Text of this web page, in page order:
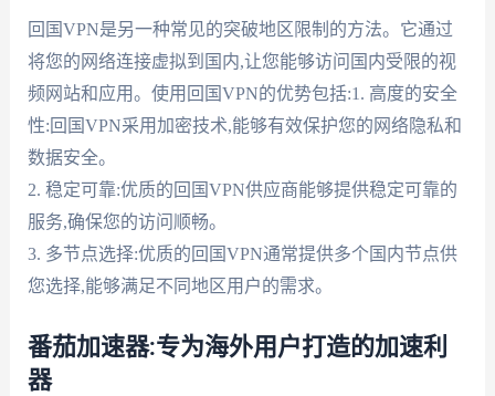
回国VPN是另一种常见的突破地区限制的方法。它通过
将您的网络连接虚拟到国内,让您能够访问国内受限的视
频网站和应用。使用回国VPN的优势包括:1. 高度的安全
性:回国VPN采用加密技术,能够有效保护您的网络隐私和
数据安全。
2. 稳定可靠:优质的回国VPN供应商能够提供稳定可靠的
服务,确保您的访问顺畅。
3. 多节点选择:优质的回国VPN通常提供多个国内节点供
您选择,能够满足不同地区用户的需求。
番茄加速器:专为海外用户打造的加速利
器